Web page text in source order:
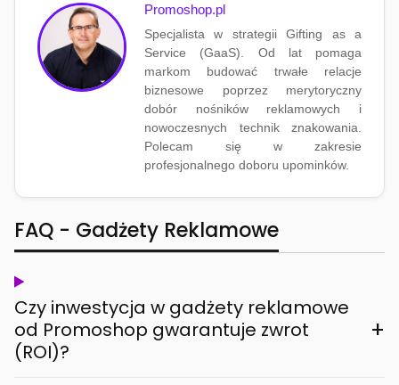
Promoshop.pl
Specjalista w strategii Gifting as a
Service (GaaS). Od lat pomaga
markom budować trwałe relacje
biznesowe poprzez merytoryczny
dobór nośników reklamowych i
nowoczesnych technik znakowania.
Polecam się w zakresie
profesjonalnego doboru upominków.
FAQ - Gadżety Reklamowe
Czy inwestycja w gadżety reklamowe
od Promoshop gwarantuje zwrot
(ROI)?
+